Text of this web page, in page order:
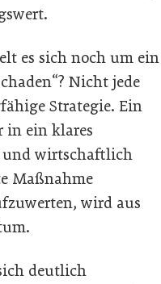
es sich noch um ein
Nicht jede
Strategie. Ein
in ein klares
und wirtschaftlich
Maßnahme
wird aus
deutlich